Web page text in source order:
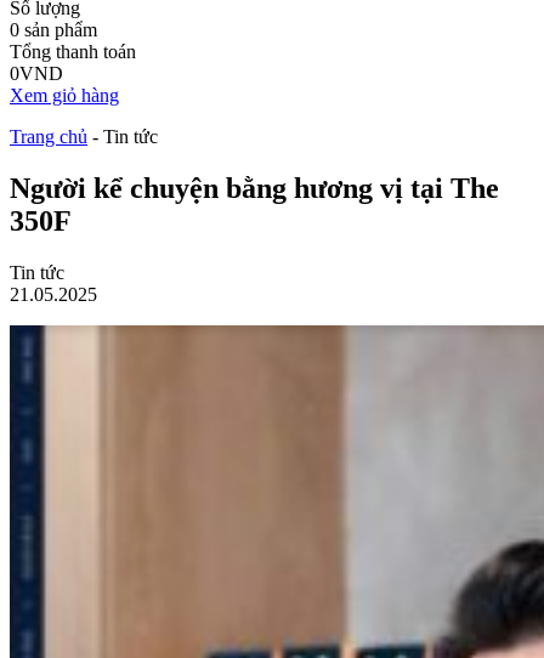
Số lượng
0 sản phẩm
Tổng thanh toán
0VND
Xem giỏ hàng
Trang chủ - Tin tức
Người kể chuyện bằng hương vị tại The
350F
Tin tức
21.05.2025